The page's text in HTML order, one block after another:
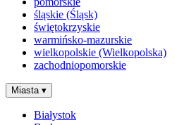
śląskie (Śląsk)
świętokrzyskie
warmińsko-mazurskie
wielkopolskie (Wielkopolska)
zachodniopomorskie
Miasta ▾
Białystok